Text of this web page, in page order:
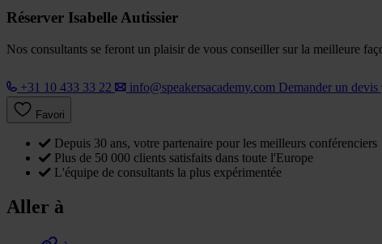
Réserver Isabelle Autissier
Nos consultants se feront un plaisir de vous conseiller sur la meilleure
+31 10 433 33 22 info@speakersacademy.com Demander un devis
Favori
Depuis 30 ans, votre partenaire pour les meilleurs conférenciers
Plus de 50 000 clients satisfaits dans toute l'Europe
L'équipe de consultants la plus expérimentée
Aller à